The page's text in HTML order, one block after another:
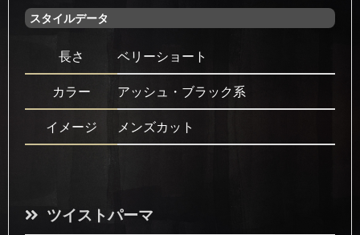
スタイルデータ
長さ ベリーショート
カラー アッシュ・ブラック系
イメージ メンズカット
ツイストパーマ